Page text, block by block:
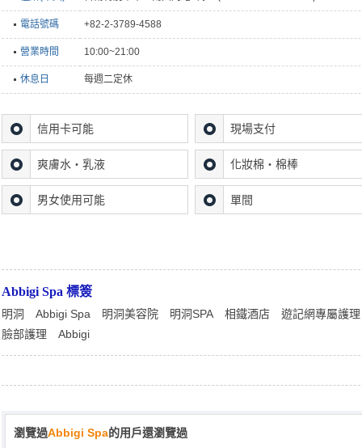
電話號碼 +82-2-3789-4588
營業時間 10:00~21:00
休息日 每週二定休
信用卡可能 現場支付
爽膚水・乳液 化妝棉・棉棒
男女使用可能 單間
Abbigi Spa 標簽
明洞 Abbigi Spa 明洞美容院 明洞SPA 相鐵酒店
遊記網專屬護理
臉部護理
Abbigi
瀏覽過Abbigi Spa的用戶還瀏覽過